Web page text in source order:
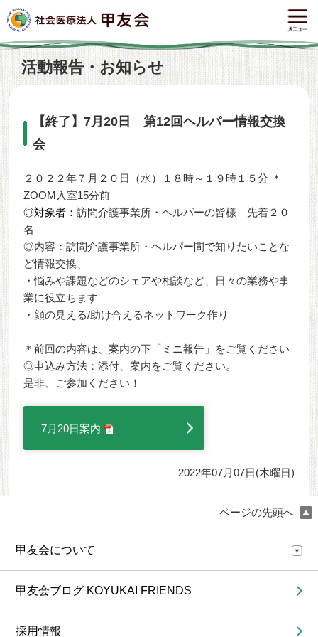
活動報告・お知らせ
【終了】7月20日 第12回ヘルパー情報交換
会
２０２２年７月２０日（水）１８時～１９時１５分 ＊
ZOOM入室15分前
◎対象者：訪問介護事業所・ヘルパーの皆様 先着２０
名
◎内容：訪問介護事業所・ヘルパー間で知りたいことな
ど情報交換、
・悩みや課題などのシェアや相談など、日々の業務や事
業に役立ちます
・顔の見える/助け合えるネットワーク作り
＊前回の内容は、案内の下「ミニ報告」をご覧ください
◎申込み方法：添付、案内をご覧ください。
是非、ご参加ください！
7月20日案内
2022年07月07日(木曜日)
ページの先頭へ
甲友会について
甲友会ブログ KOYUKAI FRIENDS
採用情報